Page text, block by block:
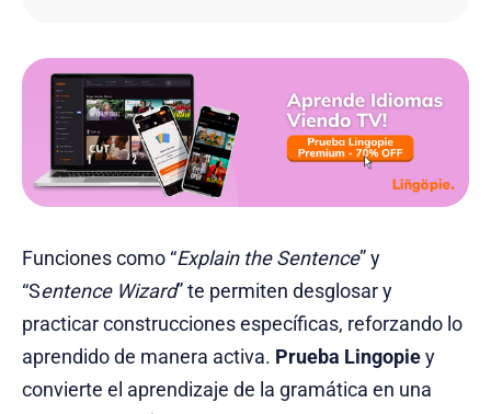
Funciones como “Explain the Sentence” y
“Sentence Wizard” te permiten desglosar y
practicar construcciones específicas, reforzando lo
aprendido de manera activa. Prueba Lingopiey
convierte el aprendizaje de la gramática en una